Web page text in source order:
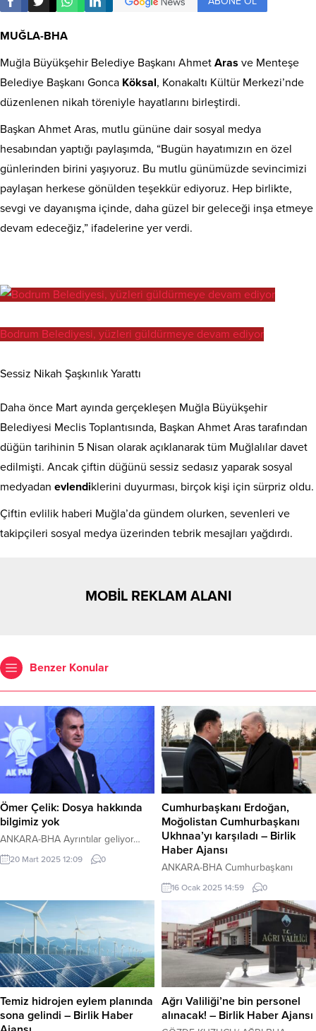
MUĞLA-BHA
Muğla Büyükşehir Belediye Başkanı Ahmet Aras ve Menteşe
Belediye Başkanı Gonca Köksal, Konakaltı Kültür Merkezi’nde
düzenlenen nikah töreniyle hayatlarını birleştirdi.
Başkan Ahmet Aras, mutlu gününe dair sosyal medya
hesabından yaptığı paylaşımda, “Bugün hayatımızın en özel
günlerinden birini yaşıyoruz. Bu mutlu günümüzde sevincimizi
paylaşan herkese gönülden teşekkür ediyoruz. Hep birlikte,
sevgi ve dayanışma içinde, daha güzel bir geleceği inşa etmeye
devam edeceğiz,” ifadelerine yer verdi.
Bodrum Belediyesi, yüzleri güldürmeye devam ediyor
Sessiz Nikah Şaşkınlık Yarattı
Daha önce Mart ayında gerçekleşen Muğla Büyükşehir
Belediyesi Meclis Toplantısında, Başkan Ahmet Aras tarafından
düğün tarihinin 5 Nisan olarak açıklanarak tüm Muğlalılar davet
edilmişti. Ancak çiftin düğünü sessiz sedasız yaparak sosyal
medyadan evlendiklerini duyurması, birçok kişi için sürpriz oldu.
Çiftin evlilik haberi Muğla’da gündem olurken, sevenleri ve
takipçileri sosyal medya üzerinden tebrik mesajları yağdırdı.
MOBİL REKLAM ALANI
Benzer Konular
Ömer Çelik: Dosya hakkında
bilgimiz yok
ANKARA-BHA Ayrıntılar geliyor…
20 Mart 2025 12:09 0
Cumhurbaşkanı Erdoğan,
Moğolistan Cumhurbaşkanı
Ukhnaa’yı karşıladı – Birlik
Haber Ajansı
ANKARA-BHA Cumhurbaşkanı
Recep Tayyip Erdoğan, Türkiye’ye
resmi ziyarette bulunan Moğolistan
Cumhurbaşkanı Khurelsukh
Ukhnaa’yı Cumhurbaşkanlığı
Külliyesi’nde düzenlenen resmi
törenle karşıladı. Tören kapsamında
Ukhnaa’nın makam aracını
Cumhurbaşkanlığı Külliyesi
önündeki caddede karşılayan
süvariler, araca protokol kapısına
kadar eşlik etti. Erdoğan, konuğunu
16 Ocak 2025 14:59 0
Temiz hidrojen eylem planında
sona gelindi – Birlik Haber
Ağrı Valiliği’ne bin personel
alınacak! – Birlik Haber Ajansı